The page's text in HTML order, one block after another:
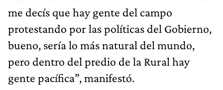
me decís que hay gente del campo
protestando por las políticas del Gobierno,
bueno, sería lo más natural del mundo,
pero dentro del predio de la Rural hay
gente pacífica”, manifestó.